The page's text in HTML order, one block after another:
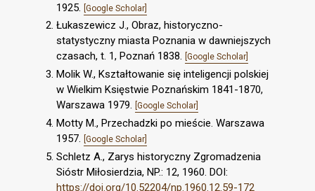
1925.
[Google Scholar]
Łukaszewicz J., Obraz, historyczno-
statystyczny miasta Poznania w dawniejszych
czasach, t. 1, Poznań 1838. [Google Scholar]
Molik W., Kształtowanie się inteligencji polskiej
w Wielkim Księstwie Poznańskim 1841-1870,
Warszawa 1979. [Google Scholar]
Motty M., Przechadzki po mieście. Warszawa
1957. [Google Scholar]
Schletz A., Zarys historyczny Zgromadzenia
Sióstr Miłosierdzia, NP.: 12, 1960. DOI:
https://doi.org/10.52204/np.1960.12.59-172